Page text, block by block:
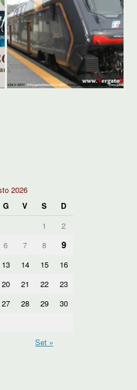
2026
G V S
D
1
2
6 7 8 9
13 14 15
16
20 21 22
23
27 28 29
30
Set »